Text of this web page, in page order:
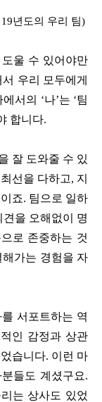
년도의 우리 팀)
울 수 있어야만
우리 모두에게
서의 ‘나’는 ‘팀
합니다.
잘 도와줄 수 있
선을 다하고, 지
죠. 팀으로 일하
을 오해없이 명
로 존중하는 것
가는 경험을 자
서포트하는 역
인 감정과 상관
습니다. 이런 마
들도 계셨구요.
는 상사도 있었